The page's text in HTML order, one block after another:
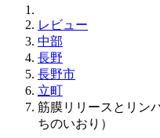
レビュー
中部
長野
長野市
立町
筋膜リリースとリン
ちのいおり）